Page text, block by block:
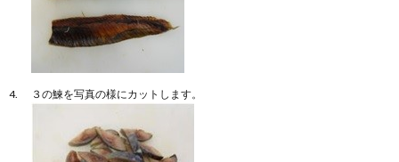
３の鰊を写真の様にカットします。